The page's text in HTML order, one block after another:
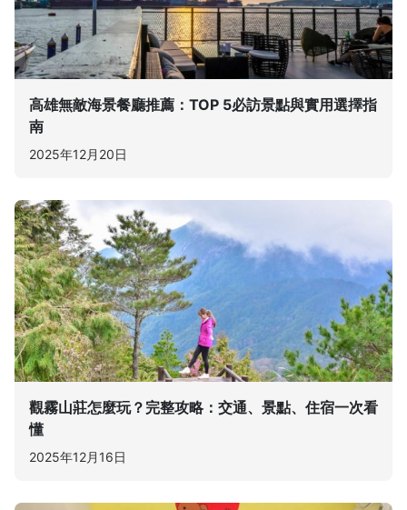
高雄無敵海景餐廳推薦：TOP 5必訪景點與實用選擇指
南
2025年12月20日
觀霧山莊怎麼玩？完整攻略：交通、景點、住宿一次看
懂
2025年12月16日